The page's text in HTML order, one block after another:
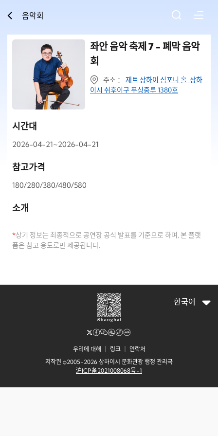
음악회
좌안 음악 축제 7 - 폐막 음악
회
주소 ： 제트 상하이 심포니 홀 상하
이시 쉬후이구 푸싱중루 1380호
시간대
2026-04-21~2026-04-21
참고가격
180/280/380/480/580
소개
*상기 정보는 최종적으로 공연장 공식 발표를 기준으로 하며, 본 플랫
폼은 참고 용도로만 제공됩니다.
우리에 대해 링크｜ 연락처
저작권 ©2005-2026 상하이시 문화관광 행정 관리국
沪ICP备2021008068号-1
한국어